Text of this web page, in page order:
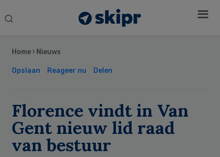
Search
Home › Nieuws
Opslaan Reageer nu Delen
Florence vindt in Van
Gent nieuw lid raad
van bestuur
Sidebar